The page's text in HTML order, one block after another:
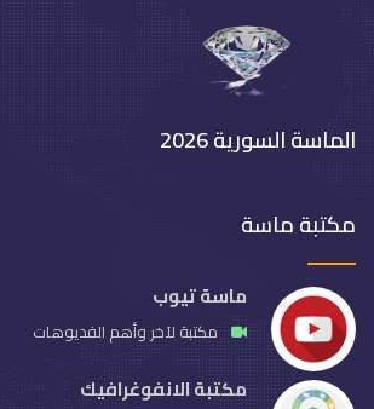
الماسة السورية 2026
مكتبة ماسة
ماسة تيوب
مكتبة لآخر وأهم الفديوهات
مكتبة الانفوغرافيك